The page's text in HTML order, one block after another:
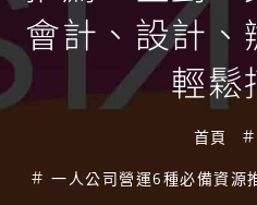
會計、設計
輕鬆
首頁
一人公司營運6種必備資源